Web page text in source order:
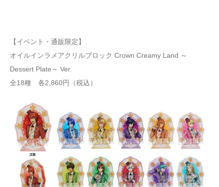
【イベント・通販限定】
オイルインラメアクリルブロック Crown Creamy Land ～
Dessert Plate～ Ver.
全18種 各2,860円（税込）